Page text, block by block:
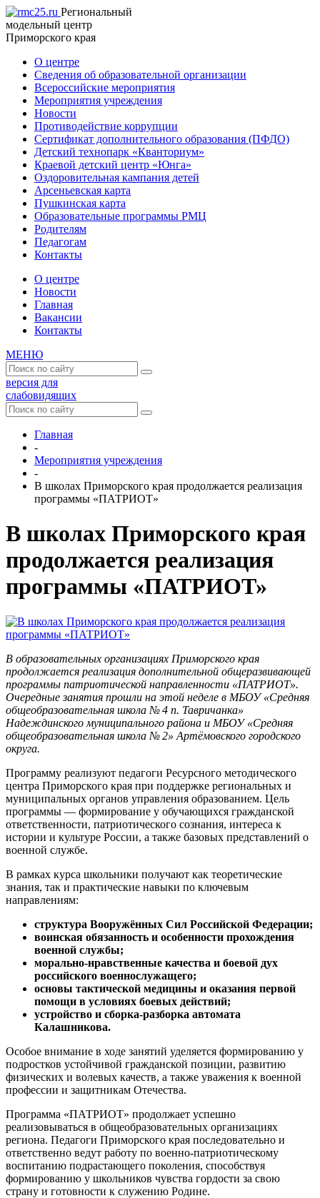
Региональный
модельный центр
Приморского края
О центре
Сведения об образовательной организации
Всероссийские мероприятия
Мероприятия учреждения
Новости
Противодействие коррупции
Сертификат дополнительного образования (ПФДО)
Детский технопарк «Кванториум»
Краевой детский центр «Юнга»
Оздоровительная кампания детей
Арсеньевская карта
Пушкинская карта
Образовательные программы РМЦ
Родителям
Педагогам
Контакты
О центре
Новости
Главная
Вакансии
Контакты
МЕНЮ
версия для
слабовидящих
Главная
-
Мероприятия учреждения
-
В школах Приморского края продолжается реализация
программы «ПАТРИОТ»
В школах Приморского края
продолжается реализация
программы «ПАТРИОТ»
В образовательных организациях Приморского края
продолжается реализация дополнительной общеразвивающей
программы патриотической направленности «ПАТРИОТ».
Очередные занятия прошли на этой неделе в МБОУ «Средняя
общеобразовательная школа № 4 п. Тавричанка»
Надеждинского муниципального района и МБОУ «Средняя
общеобразовательная школа № 2» Артёмовского городского
округа.
Программу реализуют педагоги Ресурсного методического
центра Приморского края при поддержке региональных и
муниципальных органов управления образованием. Цель
программы — формирование у обучающихся гражданской
ответственности, патриотического сознания, интереса к
истории и культуре России, а также базовых представлений о
военной службе.
В рамках курса школьники получают как теоретические
знания, так и практические навыки по ключевым
направлениям:
структура Вооружённых Сил Российской Федерации;
воинская обязанность и особенности прохождения
военной службы;
морально-нравственные качества и боевой дух
российского военнослужащего;
основы тактической медицины и оказания первой
помощи в условиях боевых действий;
устройство и сборка-разборка автомата
Калашникова.
Особое внимание в ходе занятий уделяется формированию у
подростков устойчивой гражданской позиции, развитию
физических и волевых качеств, а также уважения к военной
профессии и защитникам Отечества.
Программа «ПАТРИОТ» продолжает успешно
реализовываться в общеобразовательных организациях
региона. Педагоги Приморского края последовательно и
ответственно ведут работу по военно-патриотическому
воспитанию подрастающего поколения, способствуя
формированию у школьников чувства гордости за свою
страну и готовности к служению Родине.